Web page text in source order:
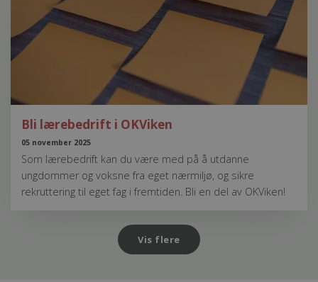
Bli lærebedrift i OKViken
05 november 2025
Som lærebedrift kan du være med på å utdanne
ungdommer og voksne fra eget nærmiljø, og sikre
rekruttering til eget fag i fremtiden. Bli en del av OKViken!
Vis flere